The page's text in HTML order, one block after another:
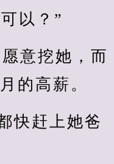
可以？”
意挖她，而
的高薪。
快赶上她爸